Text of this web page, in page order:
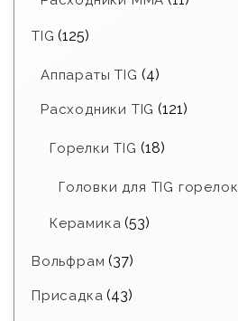
TIG (125)
Аппараты TIG (4)
Расходники TIG (121)
Горелки TIG (18)
Головки для TIG горелок
Керамика (53)
Вольфрам (37)
Присадка (43)